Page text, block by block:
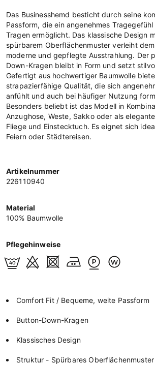
Das Businesshemd besticht durch seine
Passform, die ein angenehmes
Tragen ermöglicht. Das klassische Design
spürbarem Oberflächenmuster verleiht
moderne und gepflegte Ausstrahlung. Der
Down-Kragen bleibt in Form und setzt
Gefertigt aus hochwertiger Baumwolle
strapazierfähige Qualität, die sich
anfühlt und auch bei häufiger Nutzung
Besonders beliebt ist das Modell in
Anzughose, Weste, Sakko oder als
Fliege und Einstecktuch. Es eignet sich
Feiern oder Städtereisen.
Artikelnummer
226110940
Material
100% Baumwolle
Pflegehinweise
Comfort Fit / Bequeme, weite Passform
Button-Down-Kragen
Klassisches Design
Struktur - Spürbares